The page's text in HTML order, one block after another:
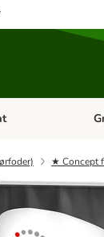
kategori menu:
★ Concept